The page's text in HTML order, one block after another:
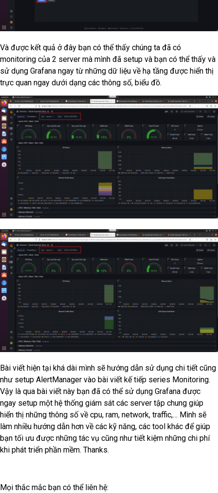
Và được kết quả ở đây bạn có thể thấy chúng ta đã có
monitoring của 2 server mà mình đã setup và bạn có thể thấy và
sử dụng Grafana ngay từ những dữ liệu về hạ tầng được hiển thị
trực quan ngay dưới dạng các thông số, biểu đồ.
Bài viết hiện tại khá dài mình sẽ hướng dẫn sử dụng chi tiết cũng
như setup AlertManager vào bài viết kế tiếp series Monitoring.
Vậy là qua bài viết này bạn đã có thể sử dụng Grafana được
ngay setup một hệ thống giám sát các server tập chung giúp
hiển thị những thông số về cpu, ram, network, traffic,… Mình sẽ
làm nhiều hướng dẫn hơn về các kỹ năng, các tool khác để giúp
bạn tối ưu được những tác vụ cũng như tiết kiệm những chi phí
khi phát triển phần mềm. Thanks.
Mọi thắc mắc bạn có thể liên hệ: